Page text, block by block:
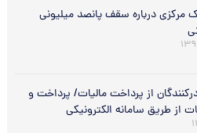
مرکزی درباره سقف پانصد میلیونی
از پرداخت مالیات/ پرداخت و
از طریق سامانه الکترونیکی